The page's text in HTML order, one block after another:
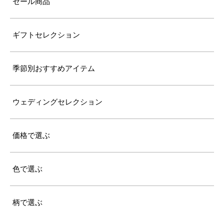
ギフトセレクション
季節別おすすめアイテム
ウェディングセレクション
価格で選ぶ
色で選ぶ
柄で選ぶ